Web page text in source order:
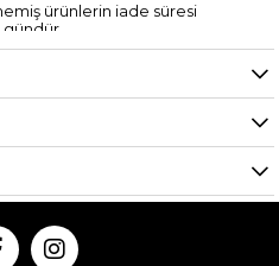
ürünlerin iade süresi
kartı hesaplarına yansıma